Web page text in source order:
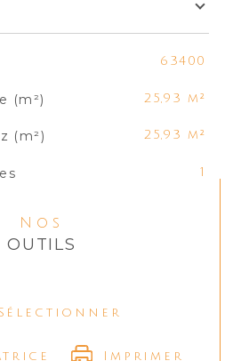
63400
(m²) 25,93 m²
(m²) 25,93 m²
1
Nos
OUTILS
Imprimer